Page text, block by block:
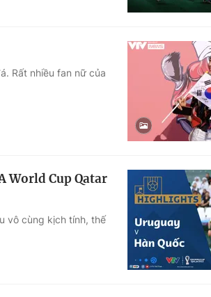
Rất nhiều fan nữ của
World Cup Qatar
vô cùng kịch tính, thế